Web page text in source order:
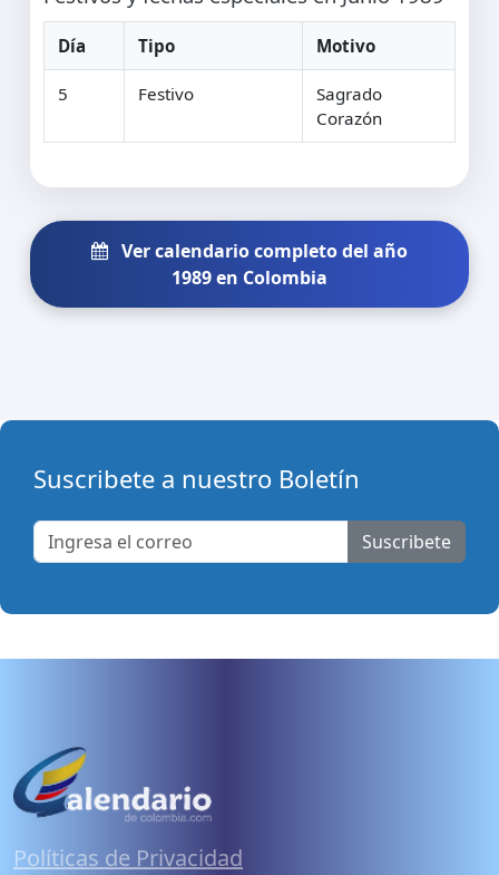
Día Tipo Motivo
5 Festivo
Sagrado
Corazón
Ver calendario completo del año
1989 en Colombia
Suscribete a nuestro Boletín
Suscribete
Políticas de Privacidad